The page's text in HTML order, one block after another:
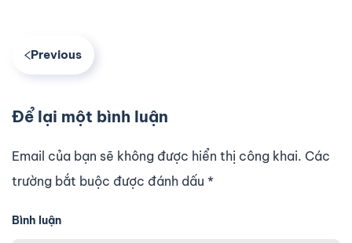
Previous
Để lại một bình luận
Email của bạn sẽ không được hiển thị công khai. Các
trường bắt buộc được đánh dấu *
Bình luận